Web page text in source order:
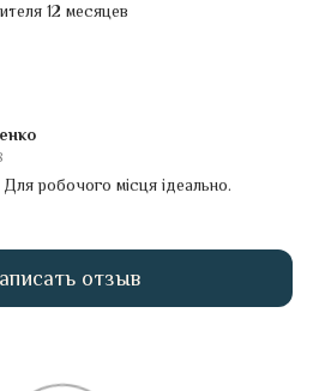
12 месяцев
робочого місця ідеально.
отзыв